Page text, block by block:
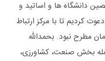
دانشگاه ها و اساتید و
کردیم تا با مرکز ارتباط
مطرح نبود. بحمدالله
بخش صنعت، کشاورزی،